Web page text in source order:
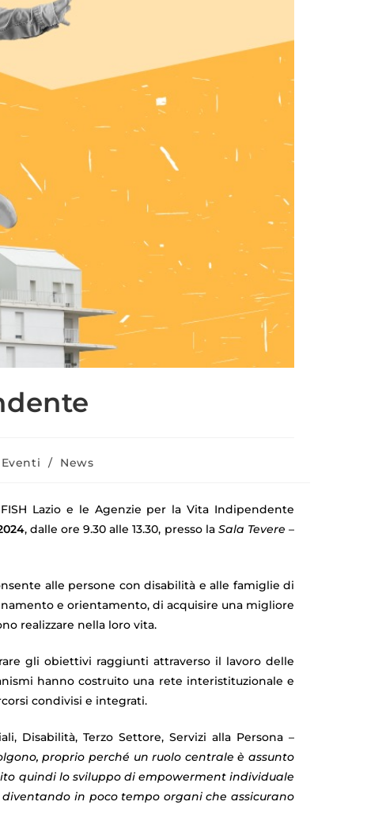
Eventi / News
Lazio e le Agenzie per la Vita Indipendente
, dalle ore 9.30 alle 13.30, presso la Sala Tevere –
alle persone con disabilità e alle famiglie di
e orientamento, di acquisire una migliore
realizzare nella loro vita.
gli obiettivi raggiunti attraverso il lavoro delle
hanno costruito una rete interistituzionale e
condivisi e integrati.
Disabilità, Terzo Settore, Servizi alla Persona –
proprio perché un ruolo centrale è assunto
quindi lo sviluppo di empowerment individuale
in poco tempo organi che assicurano